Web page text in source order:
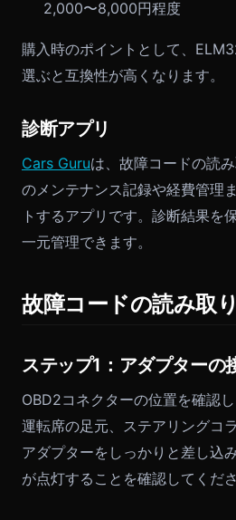
2,000〜8,000円程度
購入時のポイントとして、
選ぶと互換性が高くなります。
診断アプリ
Cars Guruは、故障コードの読
のメンテナンス記録や経費管理
トするアプリです。診断結果を
一元管理できます。
故障コードの読み取
ステップ1：アダプターの
OBD2コネクターの位置を確認
運転席の足元、ステアリングコ
アダプターをしっかりと差し込
が点灯することを確認してくださ